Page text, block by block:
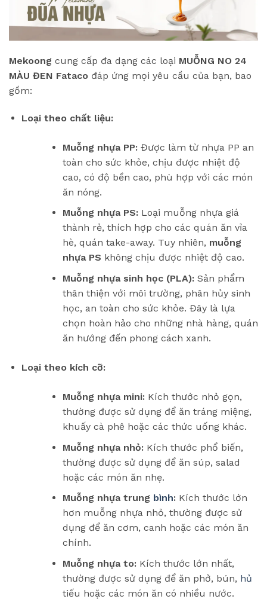
Mekoong cung cấp đa dạng các loại MUỖNG NO 24
MÀU ĐEN Fataco đáp ứng mọi yêu cầu của bạn, bao
gồm:
Loại theo chất liệu:
Muỗng nhựa PP:Được làm từ nhựa PP an
toàn cho sức khỏe, chịu được nhiệt độ
cao, có độ bền cao, phù hợp với các món
ăn nóng.
Muỗng nhựa PS:Loại muỗng nhựa giá
thành rẻ, thích hợp cho các quán ăn vỉa
hè, quán take-away. Tuy nhiên, muỗng
nhựa PS không chịu được nhiệt độ cao.
Muỗng nhựa sinh học (PLA):Sản phẩm
thân thiện với môi trường, phân hủy sinh
học, an toàn cho sức khỏe. Đây là lựa
chọn hoàn hảo cho những nhà hàng, quán
ăn hướng đến phong cách xanh.
Loại theo kích cỡ:
Muỗng nhựa mini:Kích thước nhỏ gọn,
thường được sử dụng để ăn tráng miệng,
khuấy cà phê hoặc các thức uống khác.
Muỗng nhựa nhỏ:Kích thước phổ biến,
thường được sử dụng để ăn súp, salad
hoặc các món ăn nhẹ.
Muỗng nhựa trung bình:Kích thước lớn
hơn muỗng nhựa nhỏ, thường được sử
dụng để ăn cơm, canh hoặc các món ăn
chính.
Muỗng nhựa to:Kích thước lớn nhất,
thường được sử dụng để ăn phở, bún, hủ
tiếu hoặc các món ăn có nhiều nước.